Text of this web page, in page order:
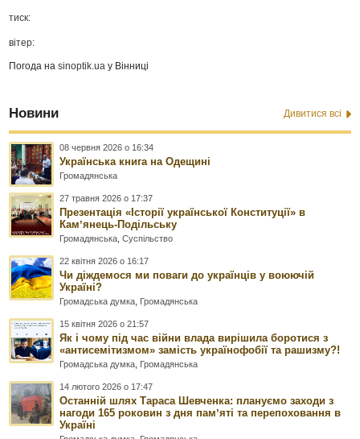
тиск:
вітер:
Погода наsinoptik.ua у Вінниці
Новини Дивитися всі
08 червня 2026 о 16:34
Українська книга на Одещині
Громадянська
27 травня 2026 о 17:37
Презентація «Історії української Конституції» в
Камʼянець-Подільську
Громадянська ,Суспільство
22 квітня 2026 о 16:17
Чи діждемося ми поваги до українців у воюючій
Україні?
Громадська думка Громадянська
15 квітня 2026 о 21:57
Як і чому під час війни влада вирішила боротися з
«антисемітизмом» замість українофобії та рашизму?!
Громадська думка Громадянська
14 лютого 2026 о 17:47
Останній шлях Тараса Шевченка: плануємо заходи з
нагоди 165 роковин з дня памʼяті та перепоховання в
Україні